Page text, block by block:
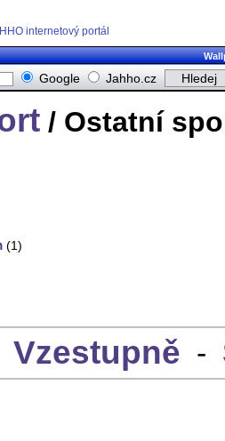
internetový portál
Google Jahho.cz
/ Ostatní
(1)
Vzestupně -